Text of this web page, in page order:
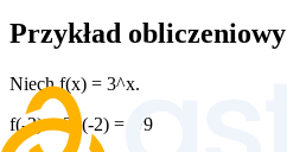
Przykład obliczeniowy
Niech f(x) = 3^x.
f(-2) = 3^(-2) = 1/9